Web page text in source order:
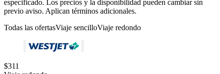
especificado. Los precios y la disponibilidad pueden cambiar sin
previo aviso. Aplican términos adicionales.
Todas las ofertasViaje sencilloViaje redondo
$311